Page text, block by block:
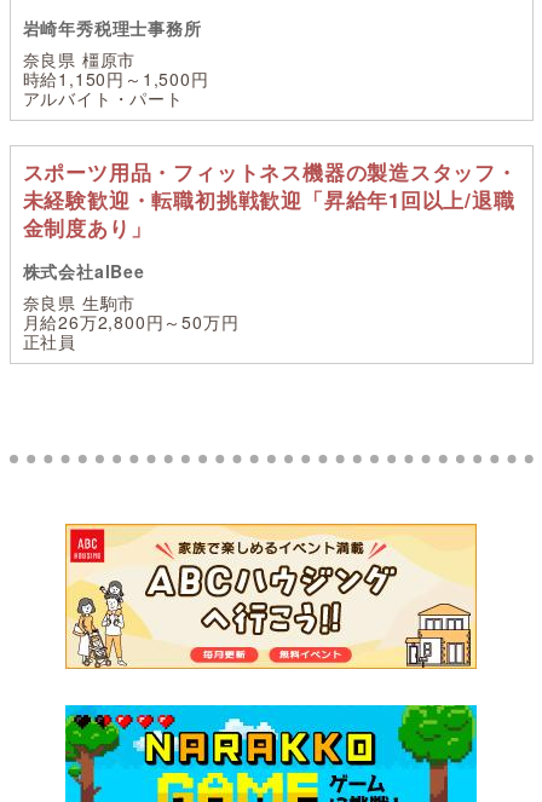
岩崎年秀税理士事務所
奈良県 橿原市
時給1,150円～1,500円
アルバイト・パート
スポーツ用品・フィットネス機器の製造スタッフ・
未経験歓迎・転職初挑戦歓迎「昇給年1回以上/退職
金制度あり」
株式会社alBee
奈良県 生駒市
月給26万2,800円～50万円
正社員